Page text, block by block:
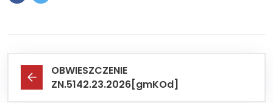
OBWIESZCZENIE
ZN.5142.23.2026[gmKOd]